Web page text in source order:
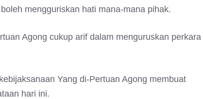
mengguriskan hati mana-mana pihak.
Agong cukup arif dalam menguruskan perkara
Yang di-Pertuan Agong membuat
hari ini.